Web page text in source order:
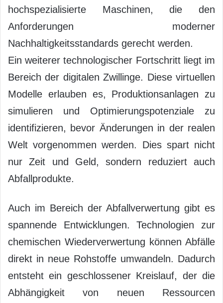
hochspezialisierte Maschinen, die den
Anforderungen moderner
Nachhaltigkeitsstandards gerecht werden.
Ein weiterer technologischer Fortschritt liegt im
Bereich der digitalen Zwillinge. Diese virtuellen
Modelle erlauben es, Produktionsanlagen zu
simulieren und Optimierungspotenziale zu
identifizieren, bevor Änderungen in der realen
Welt vorgenommen werden. Dies spart nicht
nur Zeit und Geld, sondern reduziert auch
Abfallprodukte.
Auch im Bereich der Abfallverwertung gibt es
spannende Entwicklungen. Technologien zur
chemischen Wiederverwertung können Abfälle
direkt in neue Rohstoffe umwandeln. Dadurch
entsteht ein geschlossener Kreislauf, der die
Abhängigkeit von neuen Ressourcen